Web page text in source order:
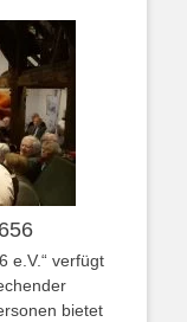
e.V.“ verfügt
bietet